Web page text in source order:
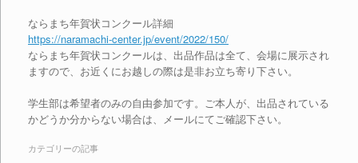
ならまち年賀状コンクール詳細
https://naramachi-center.jp/event/2022/150/
ならまち年賀状コンクールは、出品作品は全て、会場に展示され
ますので、お近くにお越しの際は是非お立ち寄り下さい。
学生部は希望者のみの自由参加です。 ご本人が、出品されている
かどうか分からない場合は、メールにてご確認下さい。
カテゴリーの記事